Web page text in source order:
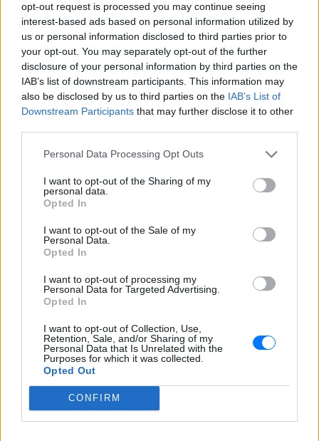
opt-out request is processed you may continue seeing
interest-based ads based on personal information utilized by
us or personal information disclosed to third parties prior to
your opt-out. You may separately opt-out of the further
disclosure of your personal information by third parties on the
IAB’s list of downstream participants. This information may
also be disclosed by us to third parties on the IAB’s List of
Downstream Participants that may further disclose it to other
Personal Data Processing Opt Outs
I want to opt-out of the Sharing of my
personal data.
Opted In
I want to opt-out of the Sale of my
Personal Data.
Opted In
I want to opt-out of processing my
Personal Data for Targeted Advertising.
Opted In
I want to opt-out of Collection, Use,
Retention, Sale, and/or Sharing of my
Personal Data that Is Unrelated with the
Purposes for which it was collected.
Opted Out
CONFIRM
ΣΤΗΝ ΙΔΙΑ ΚΑΤΗΓΟΡΙΑ
Ο εκλεκτός του Τραμπ: Το
κρυφό σχέδιο διαδοχής στην
ηγεσία του MAGA
ΣΉΜΕΡΑ
Ο Ντόναλντ Τραμπ φέρεται να έδωσε
ιδιωτικά το πιο ξεκάθαρο μέχρι σήμερα
την εξίσωση με τον Μάρκο Ρούμπιο.
Συμφωνία εξαγοράς για την
ΣΉΜΕΡΑ
Θέουτα: «Οι κάτοικοι είναι
‑ 5.000 μετανάστες παραμένουν
στην περιοχή
ΣΉΜΕΡΑ
απευθυνόμενος στο Ευρωπαϊκό